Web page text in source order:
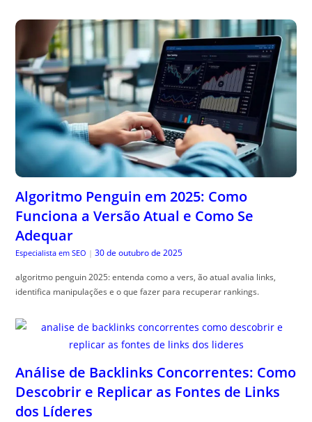
Algoritmo Penguin em 2025: Como
Funciona a Versão Atual e Como Se
Adequar
Especialista em SEO | 30 de outubro de 2025
algoritmo penguin 2025: entenda como a vers, ão atual avalia links,
identifica manipulações e o que fazer para recuperar rankings.
Análise de Backlinks Concorrentes: Como
Descobrir e Replicar as Fontes de Links
dos Líderes